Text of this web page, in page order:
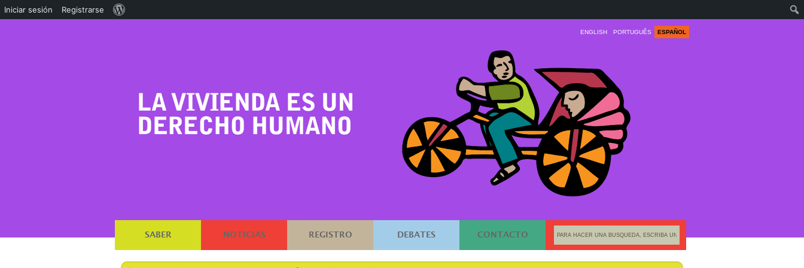
ENGLISH PORTUGUÊS ESPAÑOL
SABER NOTICIAS REGISTRO DEBATES CONTACTO
Iniciar sesión Registrarse